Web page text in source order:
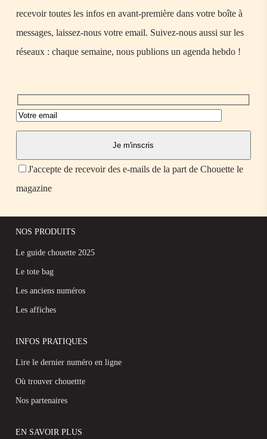
recevoir toutes les infos en avant-première dans votre boîte à
messages, laissez-nous votre email. Suivez-nous aussi sur les
réseaux : chaque semaine, nous publions un agenda hebdo !
J'accepte de recevoir des e-mails de la part de Chouette le
magazine
NOS PRODUITS
Le guide chouette 2025
Le tote bag
Les anciens numéros
Les affiches
INFOS PRATIQUES
Lire le dernier numéro en ligne
Où trouver chouettte
Nos partenaires
EN SAVOIR PLUS